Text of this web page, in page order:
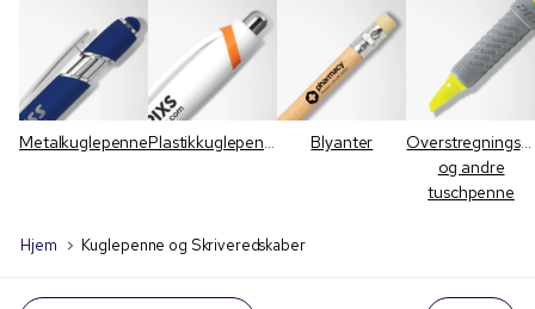
Metalkuglepenne Plastikkuglepenne Blyanter
og andre
tuschpenne
Hjem Kuglepenne og Skriveredskaber